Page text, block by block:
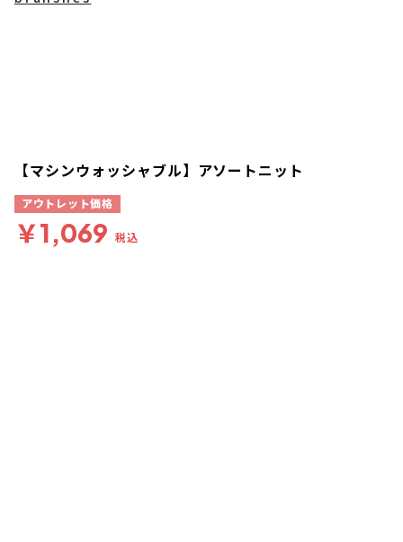
【マシンウォッシャブル】アソートニット
アウトレット価格
￥1,069 税込